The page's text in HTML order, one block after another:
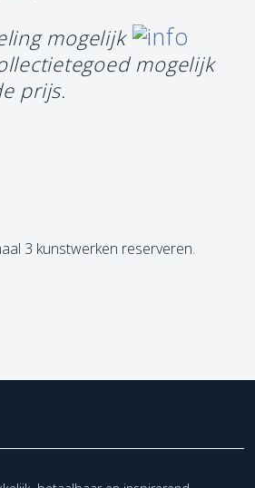
mogelijk
mogelijk
prijs.
3 kunstwerken reserveren.